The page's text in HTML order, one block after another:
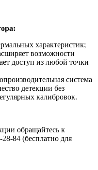
характеристик;
возможности
доступ из любой точки
система
детекции без
калибровок.
обращайтесь к
84 (бесплатно для